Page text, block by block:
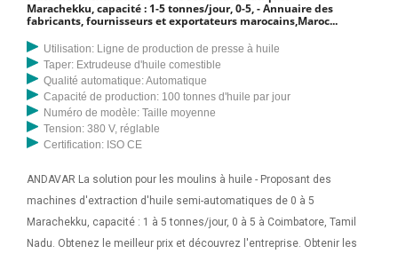
Marachekku, capacité : 1-5 tonnes/jour, 0-5, - Annuaire des
fabricants, fournisseurs et exportateurs marocains,Maroc...
Utilisation: Ligne de production de presse à huile
Taper: Extrudeuse d'huile comestible
Qualité automatique: Automatique
Capacité de production: 100 tonnes d'huile par jour
Numéro de modèle: Taille moyenne
Tension: 380 V, réglable
Certification: ISO CE
ANDAVAR La solution pour les moulins à huile - Proposant des
machines d'extraction d'huile semi-automatiques de 0 à 5
Marachekku, capacité : 1 à 5 tonnes/jour, 0 à 5 à Coimbatore, Tamil
Nadu. Obtenez le meilleur prix et découvrez l'entreprise. Obtenir les